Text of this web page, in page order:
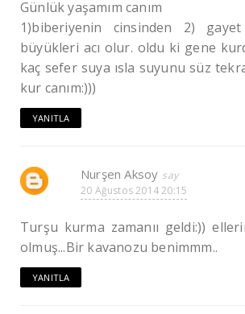
Günlük yaşamım canım
1)biberiyenin cinsinden 2)
büyükleri acı olur. oldu ki gene
kaç sefer suya ısla suyunu süz
kur canım:)))
YANITLA
Nurşen Aksoy
20 Ağustos 2014 20:15
Turşu kurma zamanıı geldi:))
olmuş...Bir kavanozu benimmm..
YANITLA